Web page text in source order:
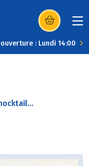
(s’ouvre dans
: Lundi 14:00